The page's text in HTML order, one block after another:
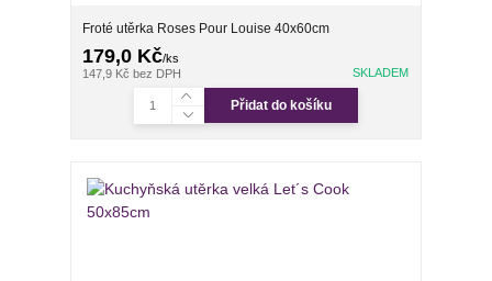
Froté utěrka Roses Pour Louise 40x60cm
179,0 Kč/ks
147,9 Kčbez DPH SKLADEM
Přidat do košíku